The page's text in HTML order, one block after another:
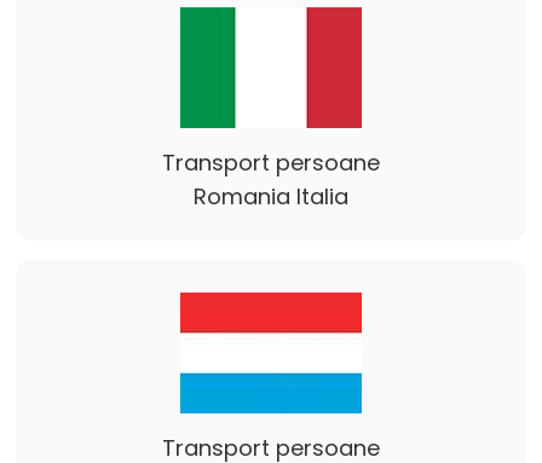
Transport persoane
Romania Italia
Transport persoane